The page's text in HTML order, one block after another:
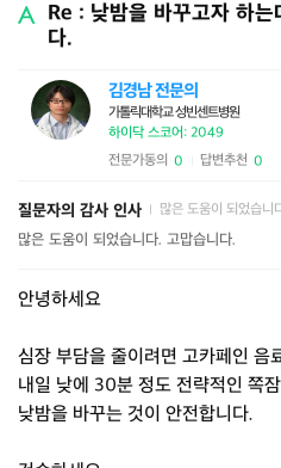
Re : 낮밤을 바꾸고자 하는
다.
김경남 전문의
가톨릭대학교 성빈센트병원
하이닥 스코어: 2049
전문가동의 0 답변추천 0
질문자의 감사 인사 많은 도움이 되었습니
많은 도움이 되었습니다. 고맙습니다.
안녕하세요
심장 부담을 줄이려면 고카페인 음
내일 낮에 30분 정도 전략적인 쪽
낮밤을 바꾸는 것이 안전합니다.